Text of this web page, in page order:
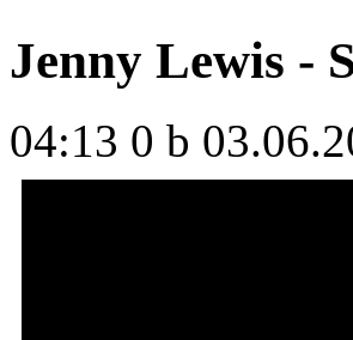
Jenny Lewis -
04:13 0 b